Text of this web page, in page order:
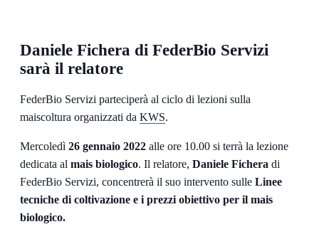
Daniele Fichera di FederBio Servizi
sarà il relatore
FederBio Servizi parteciperà al ciclo di lezioni sulla
maiscoltura organizzati da KWS.
Mercoledì 26 gennaio 2022 alle ore 10.00 si terrà la lezione
dedicata al mais biologico. Il relatore, Daniele Fichera di
FederBio Servizi, concentrerà il suo intervento sulle Linee
tecniche di coltivazione e i prezzi obiettivo per il mais
biologico.